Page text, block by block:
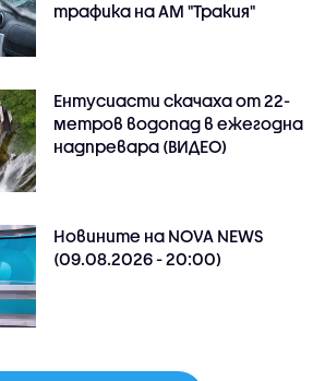
трафика на АМ "Тракия"
Ентусиасти скачаха от 22-
метров водопад в ежегодна
надпревара (ВИДЕО)
Новините на NOVA NEWS
(09.08.2026 - 20:00)